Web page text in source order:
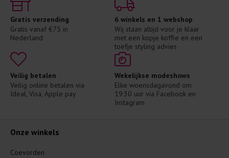
Gratis verzending
Gratis vanaf €75 in
Nederland
6 winkels en 1 webshop
Wij staan altijd voor je klaar
met een kopje koffie en een
toefje styling advies
Veilig betalen
Veilig online betalen via
Ideal, Visa, Apple pay
Wekelijkse modeshows
Elke woensdagavond om
19:30 uur via Facebook en
Instagram
Onze winkels
Coevorden